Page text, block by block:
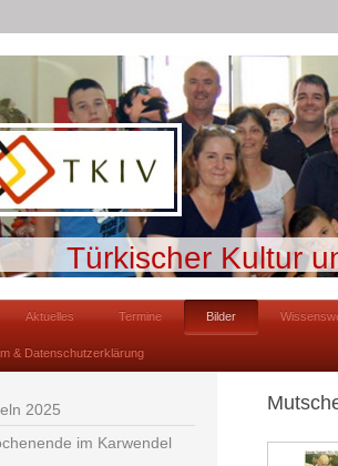
Türkischer Kultur
Aktuelles Termine Bilder
& Datenschutzerklärung
2025
im Karwendel